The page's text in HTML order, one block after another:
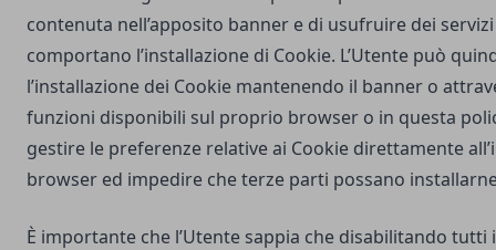
contenuta nell’apposito banner e di usufruire dei
comportano l’installazione di Cookie. L’Utente può
l’installazione dei Cookie mantenendo il banner o
funzioni disponibili sul proprio browser o in questa
gestire le preferenze relative ai Cookie direttamente
browser ed impedire che terze parti possano
È importante che l’Utente sappia che disabilitando tutti